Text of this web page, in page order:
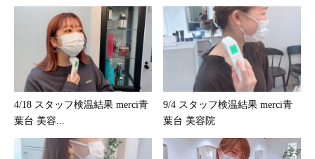
4/18 スタッフ検温結果 merci青
葉台 美容...
9/4 スタッフ検温結果 merci青
葉台 美容院